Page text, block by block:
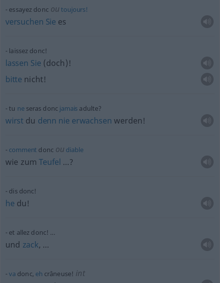
essayez doncoutoujours!
versuchen Sie es
laissez donc!
lassen Sie (doch)!
bitte nicht!
tu neseras donc jamais adulte?
wirst du denn nie erwachsen werden!
comment donc ou diable
wie zumTeufel …?
dis donc!
he du!
et allez donc! …
und zack, …
va donc, eh crâneuse! int